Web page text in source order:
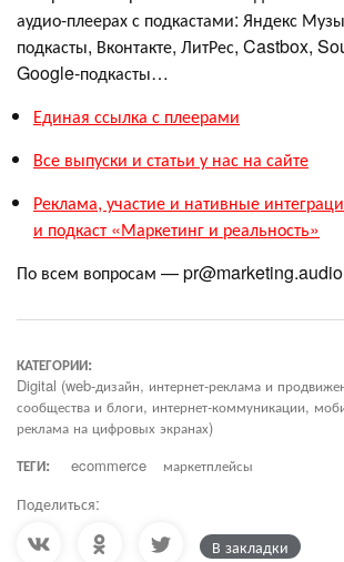
аудио-плеерах с подкастами: Яндекс
подкасты, Вконтакте, ЛитРес, Castbox,
Google-подкасты…
Единая ссылка с плеерами
Все выпуски и статьи у нас на сайте
Реклама, участие и нативные
и подкаст «Маркетинг и реальность»
По всем вопросам — pr@marketing.audio
КАТЕГОРИИ:
Digital (web-дизайн, интернет-реклама и
сообщества и блоги, интернет-коммуникации,
реклама на цифровых экранах)
ТЕГИ:
ecommerce маркетплейсы
Поделиться:
В закладки